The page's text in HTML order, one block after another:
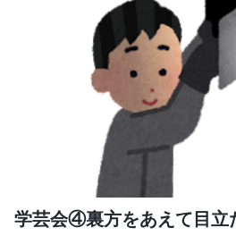
学芸会④裏方をあえて目立